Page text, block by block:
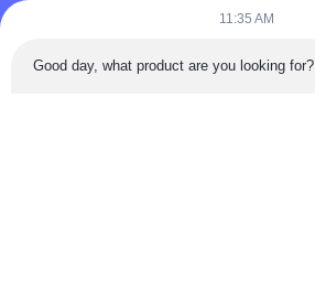
わたしたち に つい て
11:35 AM
Good day, what product are you looking for?